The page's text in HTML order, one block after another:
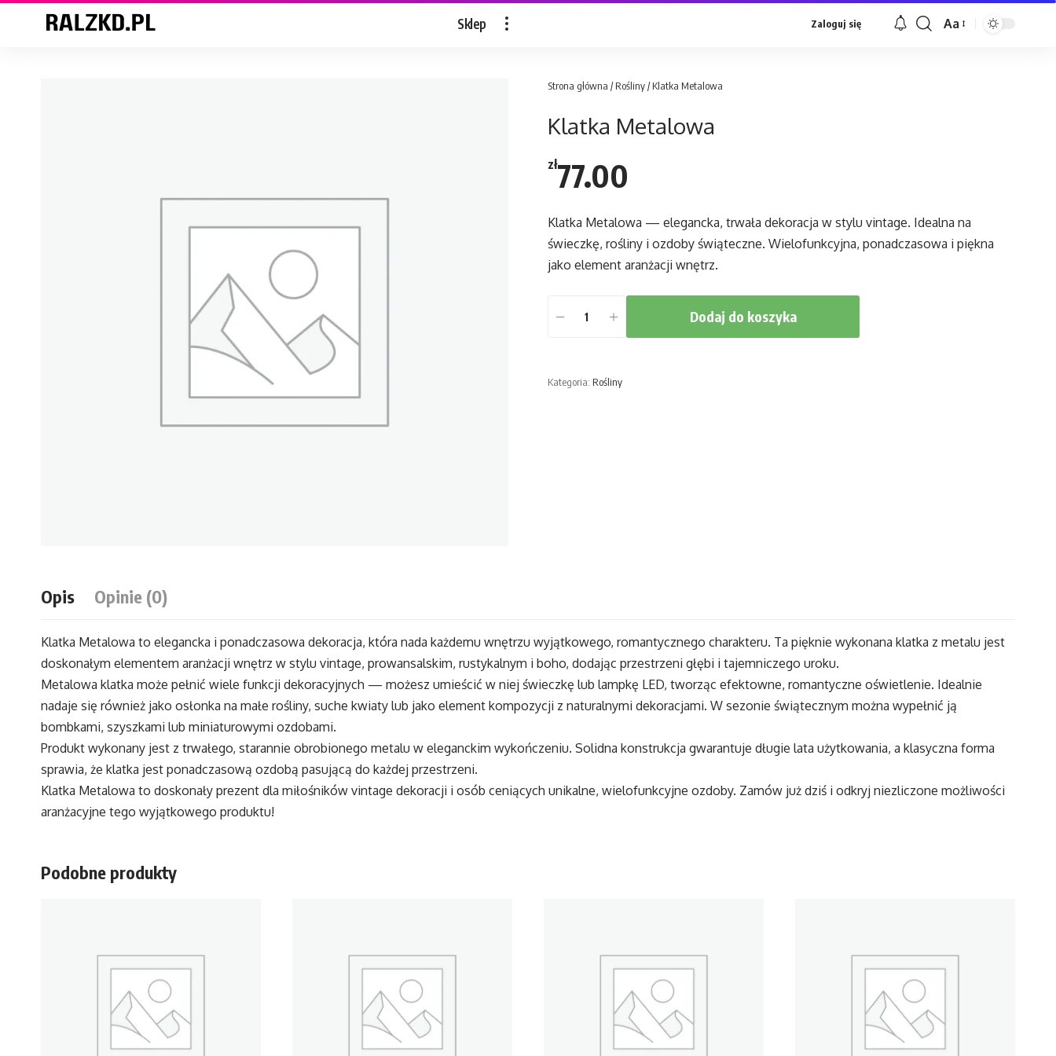
Sklep Zaloguj się
Font
Aa
Strona główna /Rośliny/ Klatka Metalowa
Klatka Metalowa
zł77.00
Klatka Metalowa — elegancka, trwała dekoracja w stylu vintage. Idealna na
świeczkę, rośliny i ozdoby świąteczne. Wielofunkcyjna, ponadczasowa i piękna
jako element aranżacji wnętrz.
Dodaj do koszyka
Kategoria: Rośliny
Opis Opinie (0)
Klatka Metalowa to elegancka i ponadczasowa dekoracja, która nada każdemu wnętrzu wyjątkowego, romantycznego charakteru. Ta pięknie wykonana klatka z metalu jest
doskonałym elementem aranżacji wnętrz w stylu vintage, prowansalskim, rustykalnym i boho, dodając przestrzeni głębi i tajemniczego uroku.
Metalowa klatka może pełnić wiele funkcji dekoracyjnych — możesz umieścić w niej świeczkę lub lampkę LED, tworząc efektowne, romantyczne oświetlenie. Idealnie
nadaje się również jako osłonka na małe rośliny, suche kwiaty lub jako element kompozycji z naturalnymi dekoracjami. W sezonie świątecznym można wypełnić ją
bombkami, szyszkami lub miniaturowymi ozdobami.
Produkt wykonany jest z trwałego, starannie obrobionego metalu w eleganckim wykończeniu. Solidna konstrukcja gwarantuje długie lata użytkowania, a klasyczna forma
sprawia, że klatka jest ponadczasową ozdobą pasującą do każdej przestrzeni.
Klatka Metalowa to doskonały prezent dla miłośników vintage dekoracji i osób ceniących unikalne, wielofunkcyjne ozdoby. Zamów już dziś i odkryj niezliczone możliwości
aranżacyjne tego wyjątkowego produktu!
Podobne produkty